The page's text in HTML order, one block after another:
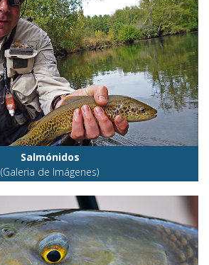
Salmónidos
(Galeria de Imágenes)